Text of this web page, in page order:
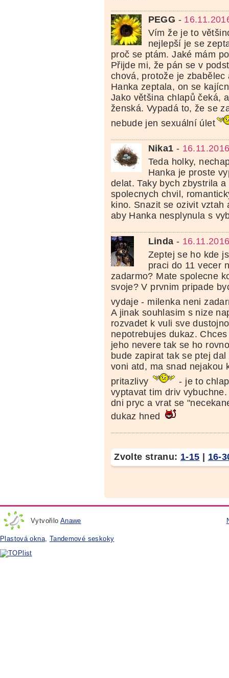
PEGG -
Vím že je to
nejlepší je se
proč se ptám. Jaké mám
Přijde mi, že pán se v
chová, protože je zbabělec
Hanka zeptala, on se
Jako většina chlapů čeká,
ženská. Vypadá to, že se
nebude jen sexuální úlet
Nika1 -
Teda holky,
Hanka je proste
delat. Taky bych zbystrila
spolecnych chvil,
kino. Snazit se ozivit vztah
aby Hanka nesplynula s
Linda -
Zeptej se ho kde
praci do 11 vecer
zadarmo? Mate spolecne
svoje? V prvnim pripade
vydaje - milenka neni
A jinak souhlasim s nize
rozvadet k vuli sve
nepotrebujes dukaz.
jeho nevere tak se ho
bude zapirat tak se ptej
voni atd, ma snad nejakou
pritazlivy
- je to
vyptavat tim driv
dni pryc a vrat se
dukaz hned
Zvolte stranu: 1-15 16-
Vytvořilo Anawe
Plastová okna, Tandemové seskoky